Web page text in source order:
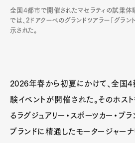
全国4都市で開催されたマセラティの試乗体験
では、2ドアクーペのグランドツアラー「グラン
示された。
2026年春から初夏にかけて、全国
験イベントが開催された。そのホス
るラグジュアリー・スポーツカー・ブラ
ブランドに精通したモータージャー